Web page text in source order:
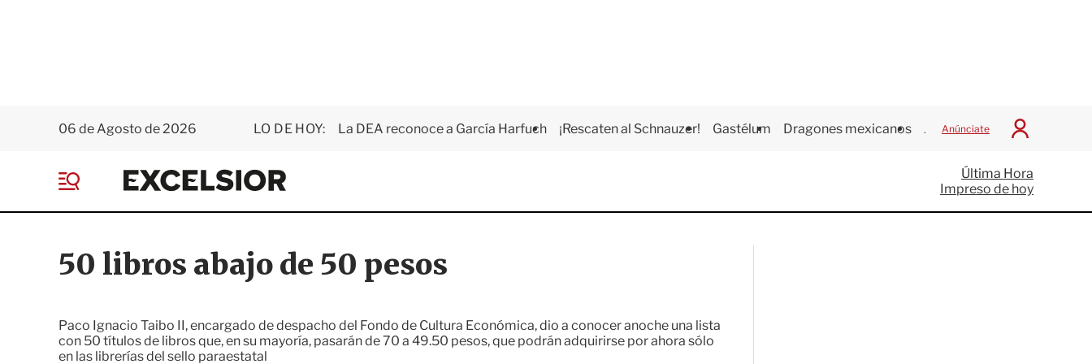
06 de Agosto de 2026 LO DE HOY: La DEA reconoce a García Harfuch ¡Rescaten al Schnauzer! Gastélum Dragones mexicanos Juegos Centroamericanos
Anúnciate
I
c
i
a
E
x
e
s
i
o
e
Última Hora
Impreso de hoy
50 libros abajo de 50 pesos
Paco Ignacio Taibo II, encargado de despacho del Fondo de Cultura Económica, dio a conocer anoche una lista
con 50 títulos de libros que, en su mayoría, pasarán de 70 a 49.50 pesos, que podrán adquirirse por ahora sólo
en las librerías del sello paraestatal